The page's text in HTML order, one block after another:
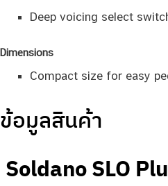
Deep voicing select
Dimensions
Compact size for easy
ข้อมูลสินค้า
Soldano SLO